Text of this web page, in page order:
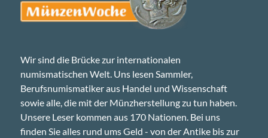
Wir sind die Brücke zur internationalen
numismatischen Welt. Uns lesen Sammler,
Berufsnumismatiker aus Handel und Wissenschaft
sowie alle, die mit der Münzherstellung zu tun haben.
Unsere Leser kommen aus 170 Nationen. Bei uns
finden Sie alles rund ums Geld - von der Antike bis zur